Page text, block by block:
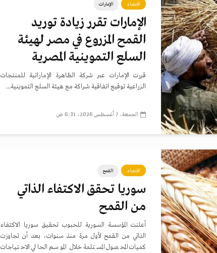
اقتصاد الإمارات
الإمارات تقرر زيادة توريد
القمح المزروع في مصر لهيئة
السلع التموينية المصرية
قررت الإمارات عبر شركة الظاهرة الإماراتية للمنتجات
الزراعية توقيع اتفاقية شراكة مع هيئة السلع التموينية...
الجمعة، 7 أغسطس 2026، 6:31 ص
اقتصاد القمح
سوريا تحقق الاكتفاء الذاتي
من القمح
أعلنت المؤسسة السورية للحبوب تحقيق سوريا الاكتفاء
الذاتي من القمح لأول مرة منذ سنوات، بعد أن تجاوزت
كميات المحصول المستلمة خلال الموسم الحالي الاحتياجات